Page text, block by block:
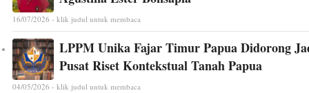
16/07/2026 - klik judul untuk membaca
LPPM Unika Fajar Timur Papua Didorong
Pusat Riset Kontekstual Tanah Papua
04/05/2026 - klik judul untuk membaca